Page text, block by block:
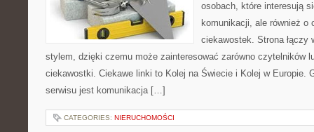
osobach, które interesują
komunikacji, ale również
ciekawostek. Strona
stylem, dzięki czemu może zainteresować zarówno czytelników
ciekawostki. Ciekawe linki to Kolej na Świecie i Kolej w Europie.
serwisu jest komunikacja […]
CATEGORIES: NIERUCHOMOŚCI